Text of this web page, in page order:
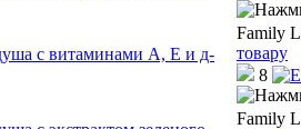
Family
товару
8
Family